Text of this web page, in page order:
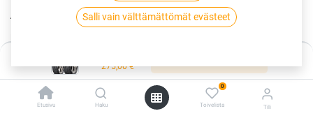
275,00€
Etusivu Haku
0
Toivelista Tili
ARROWMAX GT601
Salli vain välttämättömät evästeet